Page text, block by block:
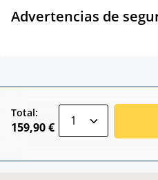
Advertencias de
Total:
159,90 €